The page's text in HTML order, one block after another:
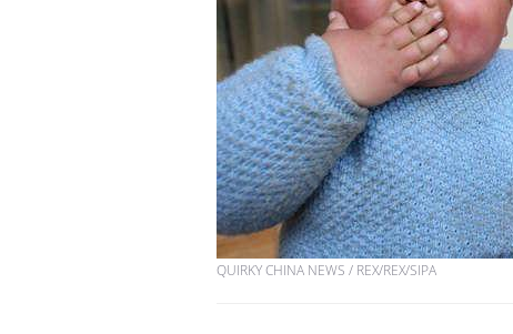
QUIRKY CHINA NEWS / REX/REX/SIPA
Les troubles du sommeil
modifient votre cerveau !
Mon enfant est-il trop
sensible ou simplement
très empathique ?
Bébés, jeunes enfants :
quelle trousse à
pharmacie pour les